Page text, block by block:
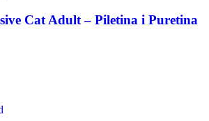
Cat Adult – Piletina i Puretina